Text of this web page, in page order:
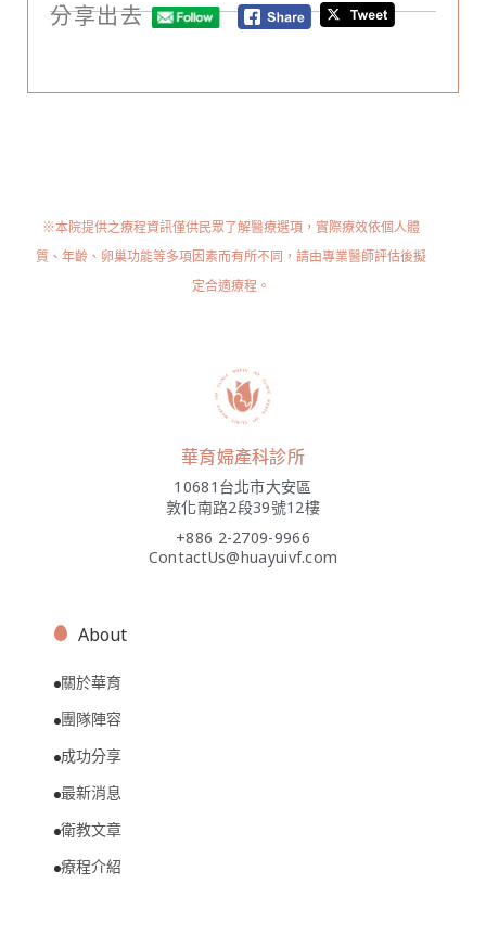
分享出去
※本院提供之療程資訊僅供民眾了解醫療選項，實際療效依個人體
質、年齡、卵巢功能等多項因素而有所不同，請由專業醫師評估後擬
定合適療程。
華育婦產科診所
10681台北市大安區
敦化南路2段39號12樓
+886 2-2709-9966
ContactUs@huayuivf.com
About
關於華育
團隊陣容
成功分享
最新消息
衛教文章
療程介紹